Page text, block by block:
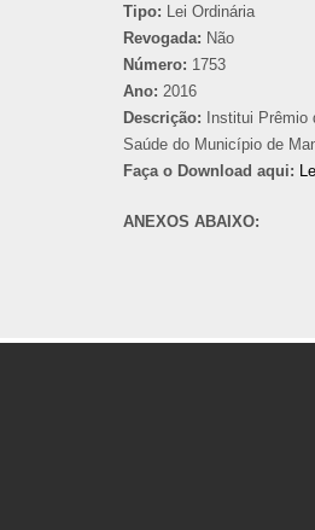
Tipo: Lei Ordinária
Revogada: Não
Número: 1753
Ano: 2016
Descrição: Institui Prêmio
Saúde do Município de
Faça o Download aqui:
ANEXOS ABAIXO: